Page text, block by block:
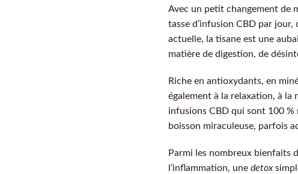
Avec un petit changement de
tasse d’infusion CBD par
actuelle, la tisane est une
matière de digestion, de
Riche en antioxydants, en
également à la relaxation, à
infusions CBD qui sont 100 %
boisson miraculeuse, parfois
Parmi les nombreux bienfaits
l’inflammation, une detox